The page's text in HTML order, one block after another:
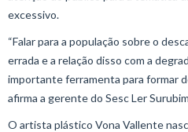
excessivo.
“Falar para a população sobre o
errada e a relação disso com a
importante ferramenta para formar
afirma a gerente do Sesc Ler
O artista plástico Vona Vallente